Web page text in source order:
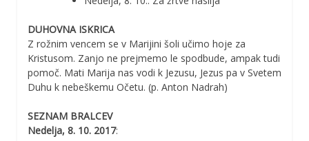
DUHOVNA ISKRICA
Z rožnim vencem se v Marijini šoli učimo hoje za
Kristusom. Zanjo ne prejmemo le spodbude, ampak tudi
pomoč. Mati Marija nas vodi k Jezusu, Jezus pa v Svetem
Duhu k nebeškemu Očetu. (p. Anton Nadrah)
SEZNAM BRALCEV
Nedelja, 8. 10. 2017: